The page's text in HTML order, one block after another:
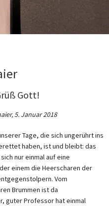
Gott!
5. Januar 2018
Tage, die sich ungerührt ins
haben, ist und bleibt: das
nur einmal auf eine
einem die Heerscharen der
Vom
Brummen ist da
guter Professor hat einmal